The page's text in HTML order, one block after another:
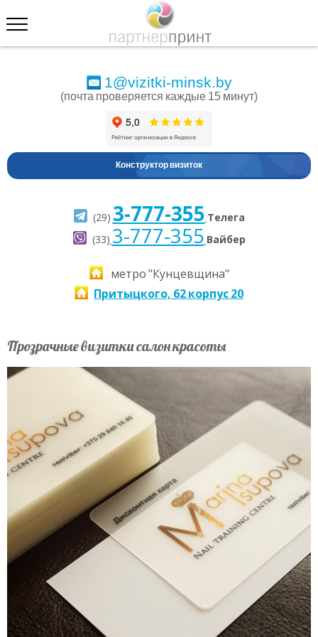
1@vizitki-minsk.by
(почта проверяется каждые 15 минут)
Конструктор визиток
(29) 3-777-355 Телега
(33) 3-777-355 Вайбер
метро "Кунцевщина"
Притыцкого, 62 корпус 20
Прозрачные визитки салон красоты